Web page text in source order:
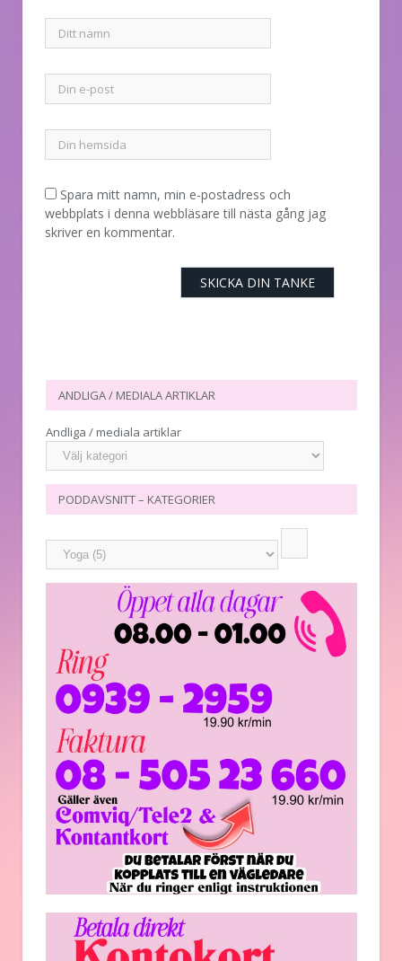
Spara mitt namn, min e-postadress och
webbplats i denna webbläsare till nästa gång jag
skriver en kommentar.
ANDLIGA / MEDIALA ARTIKLAR
Andliga / mediala artiklar
PODDAVSNITT – KATEGORIER